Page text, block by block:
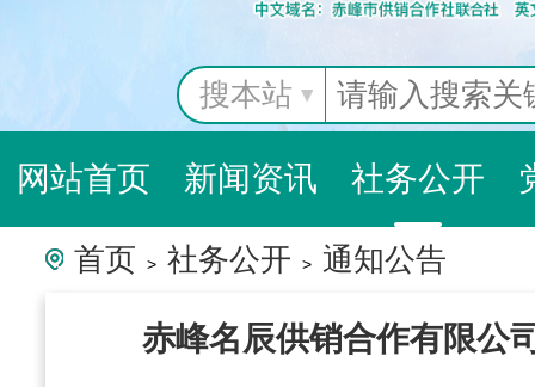
搜本站
网站首页 新闻资讯 社务公开
“三位一体”组织社办企业 互动交流
首页 > 社务公开 > 通知公告
赤峰名辰供销合作有限公